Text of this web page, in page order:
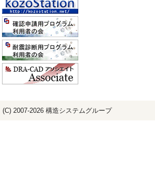
(C) 2007-2026 構造システムグループ